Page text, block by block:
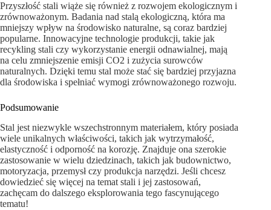
Przyszłość stali wiąże się również z rozwojem ekologicznym i
zrównoważonym. Badania nad stalą ekologiczną, która ma
mniejszy wpływ na środowisko naturalne, są coraz bardziej
popularne. Innowacyjne technologie produkcji, takie jak
recykling stali czy wykorzystanie energii odnawialnej, mają
na celu zmniejszenie emisji CO2 i zużycia surowców
naturalnych. Dzięki temu stal może stać się bardziej przyjazna
dla środowiska i spełniać wymogi zrównoważonego rozwoju.
Podsumowanie
Stal jest niezwykle wszechstronnym materiałem, który posiada
wiele unikalnych właściwości, takich jak wytrzymałość,
elastyczność i odporność na korozję. Znajduje ona szerokie
zastosowanie w wielu dziedzinach, takich jak budownictwo,
motoryzacja, przemysł czy produkcja narzędzi. Jeśli chcesz
dowiedzieć się więcej na temat stali i jej zastosowań,
zachęcam do dalszego eksplorowania tego fascynującego
tematu!